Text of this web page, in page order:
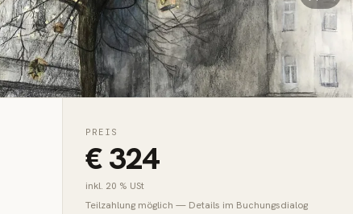
PREIS
€ 324
inkl. 20 % USt
Teilzahlung möglich — Details im Buchungsdialog